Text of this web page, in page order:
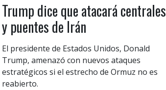
Trump dice que atacará centrales
y puentes de Irán
El presidente de Estados Unidos, Donald
Trump, amenazó con nuevos ataques
estratégicos si el estrecho de Ormuz no es
reabierto.